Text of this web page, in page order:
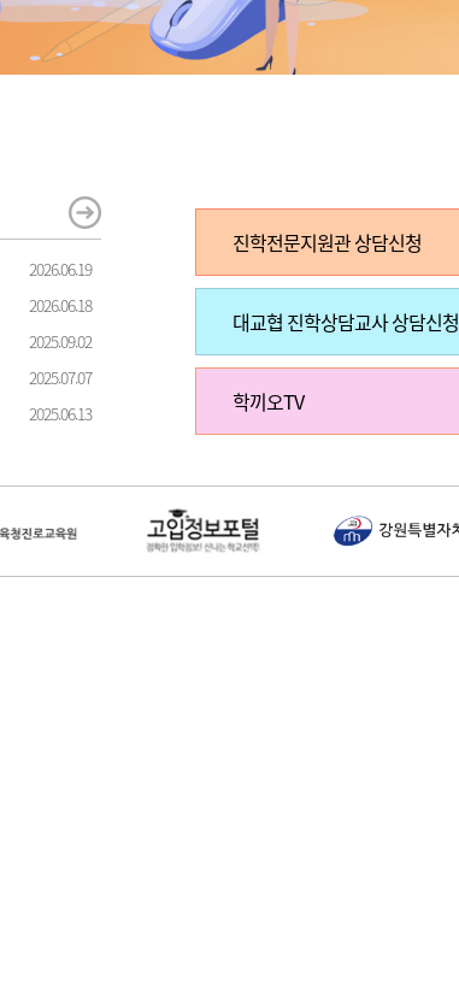
2026.06.19
2026.06.18
2025.09.02
2025.07.07
2025.06.13
진학전문지원관 상담신청
대교협 진학상담교사 상담신청
학끼오TV